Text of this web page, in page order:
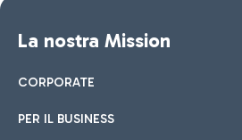
La nostra Mission
CORPORATE
PER IL BUSINESS